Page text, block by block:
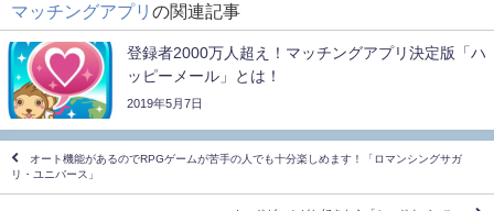
マッチングアプリ の関連記事
登録者2000万人超え！マッチングアプリ決定版「ハ
ッピーメール」とは！
2019年5月7日
オート機能があるのでRPGゲームが苦手の人でも十分楽しめます！「ロマンシングサガ
リ・ユニバース」